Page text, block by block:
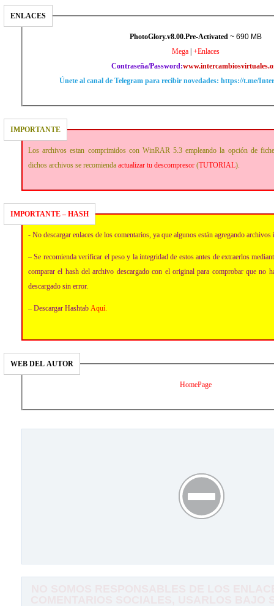
ENLACES
PhotoGlory.v8.00.Pre-Activated ~ 690 MB
Mega +Enlaces
Contraseña/Password:
Únete al canal de Telegram para recibir novedades: https://t.me/
IMPORTANTE
Los archivos estan comprimidos con WinRAR 5.3 empleando la opción de
dichos archivos se recomienda actualizar tu descompresor (TUTORIAL).
IMPORTANTE – HASH
- No descargar enlaces de los comentarios, ya que algunos están agregando
– Se recomienda verificar el peso y la integridad de estos antes de extraerlos
comparar el hash del archivo descargado con el original para comprobar que no
descargado sin error.
– Descargar Hashtab Aquí
WEB DEL AUTOR
HomePage